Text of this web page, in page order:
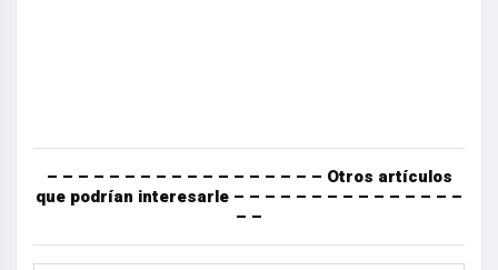
– – – – – – – – – – – – – – – – – – Otros artículos
que podrían interesarle – – – – – – – – – – – – – – –
– –